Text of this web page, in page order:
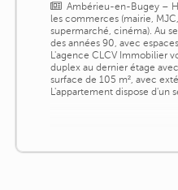
Ambérieu-en-Bugey –
les commerces (mairie,
supermarché, cinéma). Au
des années 90, avec
L'agence CLCV Immobilier
duplex au dernier étage
surface de 105 m², avec
L'appartement dispose d'un